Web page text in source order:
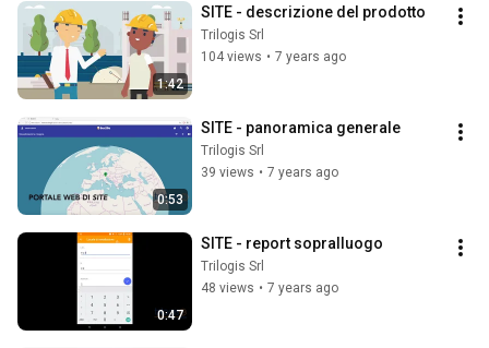
1:42
SITE - descrizione del prodotto
Trilogis Srl
104 views • 7 years ago
0:53
SITE - panoramica generale
Trilogis Srl
39 views • 7 years ago
0:47
SITE - report sopralluogo
Trilogis Srl
48 views • 7 years ago